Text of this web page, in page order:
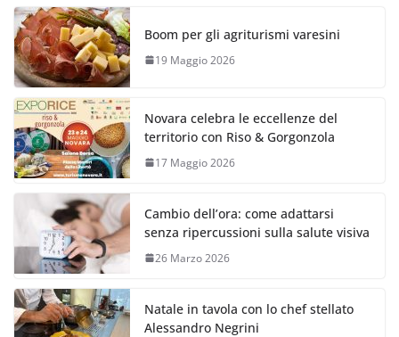
Boom per gli agriturismi varesini
19 Maggio 2026
Novara celebra le eccellenze del
territorio con Riso & Gorgonzola
17 Maggio 2026
Cambio dell’ora: come adattarsi
senza ripercussioni sulla salute visiva
26 Marzo 2026
Natale in tavola con lo chef stellato
Alessandro Negrini